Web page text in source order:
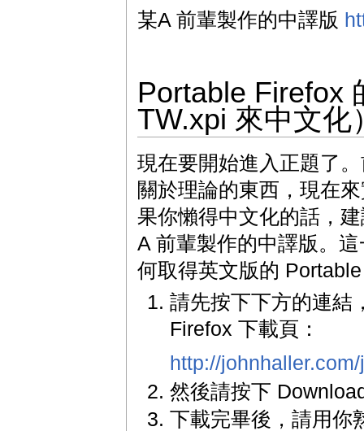
某A 前輩製作的中譯版
Portable Firefox
TW.xpi 來中文化
現在要開始進入正題了
關於理論的東西，現在
果你懶得中文化的話，
A 前輩製作的中譯版。
何取得英文版的
請先按下下方的連結
Firefox 下載頁：
http://
然後請按下
下載完畢後，請用你